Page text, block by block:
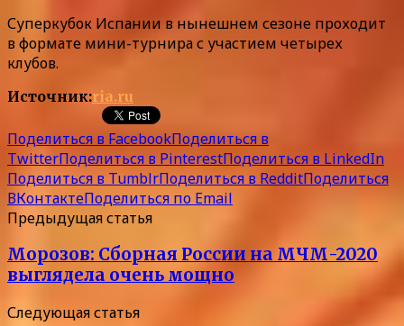
Суперкубок Испании в нынешнем сезоне проходит
в формате мини-турнира с участием четырех
клубов.
Источник:ria.ru
Поделиться в FacebookПоделиться в
TwitterПоделиться в PinterestПоделиться в LinkedIn
Поделиться в TumblrПоделиться в RedditПоделиться
ВКонтактеПоделиться по Email
Предыдущая статья
Морозов: Сборная России на МЧМ-2020
выглядела очень мощно
Следующая статья